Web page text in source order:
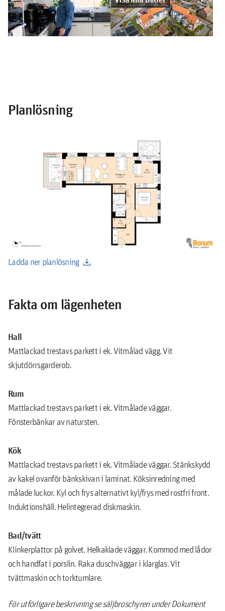
Planlösning
Ladda ner planlösning download
Fakta om lägenheten
Hall
Mattlackad trestavs parkett i ek. Vitmålad vägg. Vit
skjutdörrsgarderob.
Rum
Mattlackad trestavs parkett i ek. Vitmålade väggar.
Fönsterbänkar av natursten.
Kök
Mattlackad trestavs parkett i ek. Vitmålade väggar. Stänkskydd
av kakel ovanför bänkskivan i laminat. Köksinredning med
målade luckor. Kyl och frys alternativt kyl/frys med rostfri front.
Induktionshäll. Helintegrerad diskmaskin.
Bad/tvätt
Klinkerplattor på golvet. Helkaklade väggar. Kommod med lådor
och handfat i porslin. Raka duschväggar i klarglas. Vit
tvättmaskin och torktumlare.
För utförligare beskrivning se säljbroschyren under Dokument